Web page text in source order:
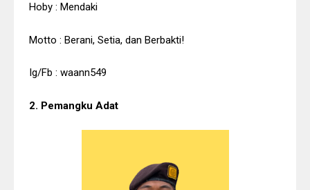
Hoby : Mendaki
Motto : Berani, Setia, dan Berbakti!
Ig/Fb : waann549
2. Pemangku Adat